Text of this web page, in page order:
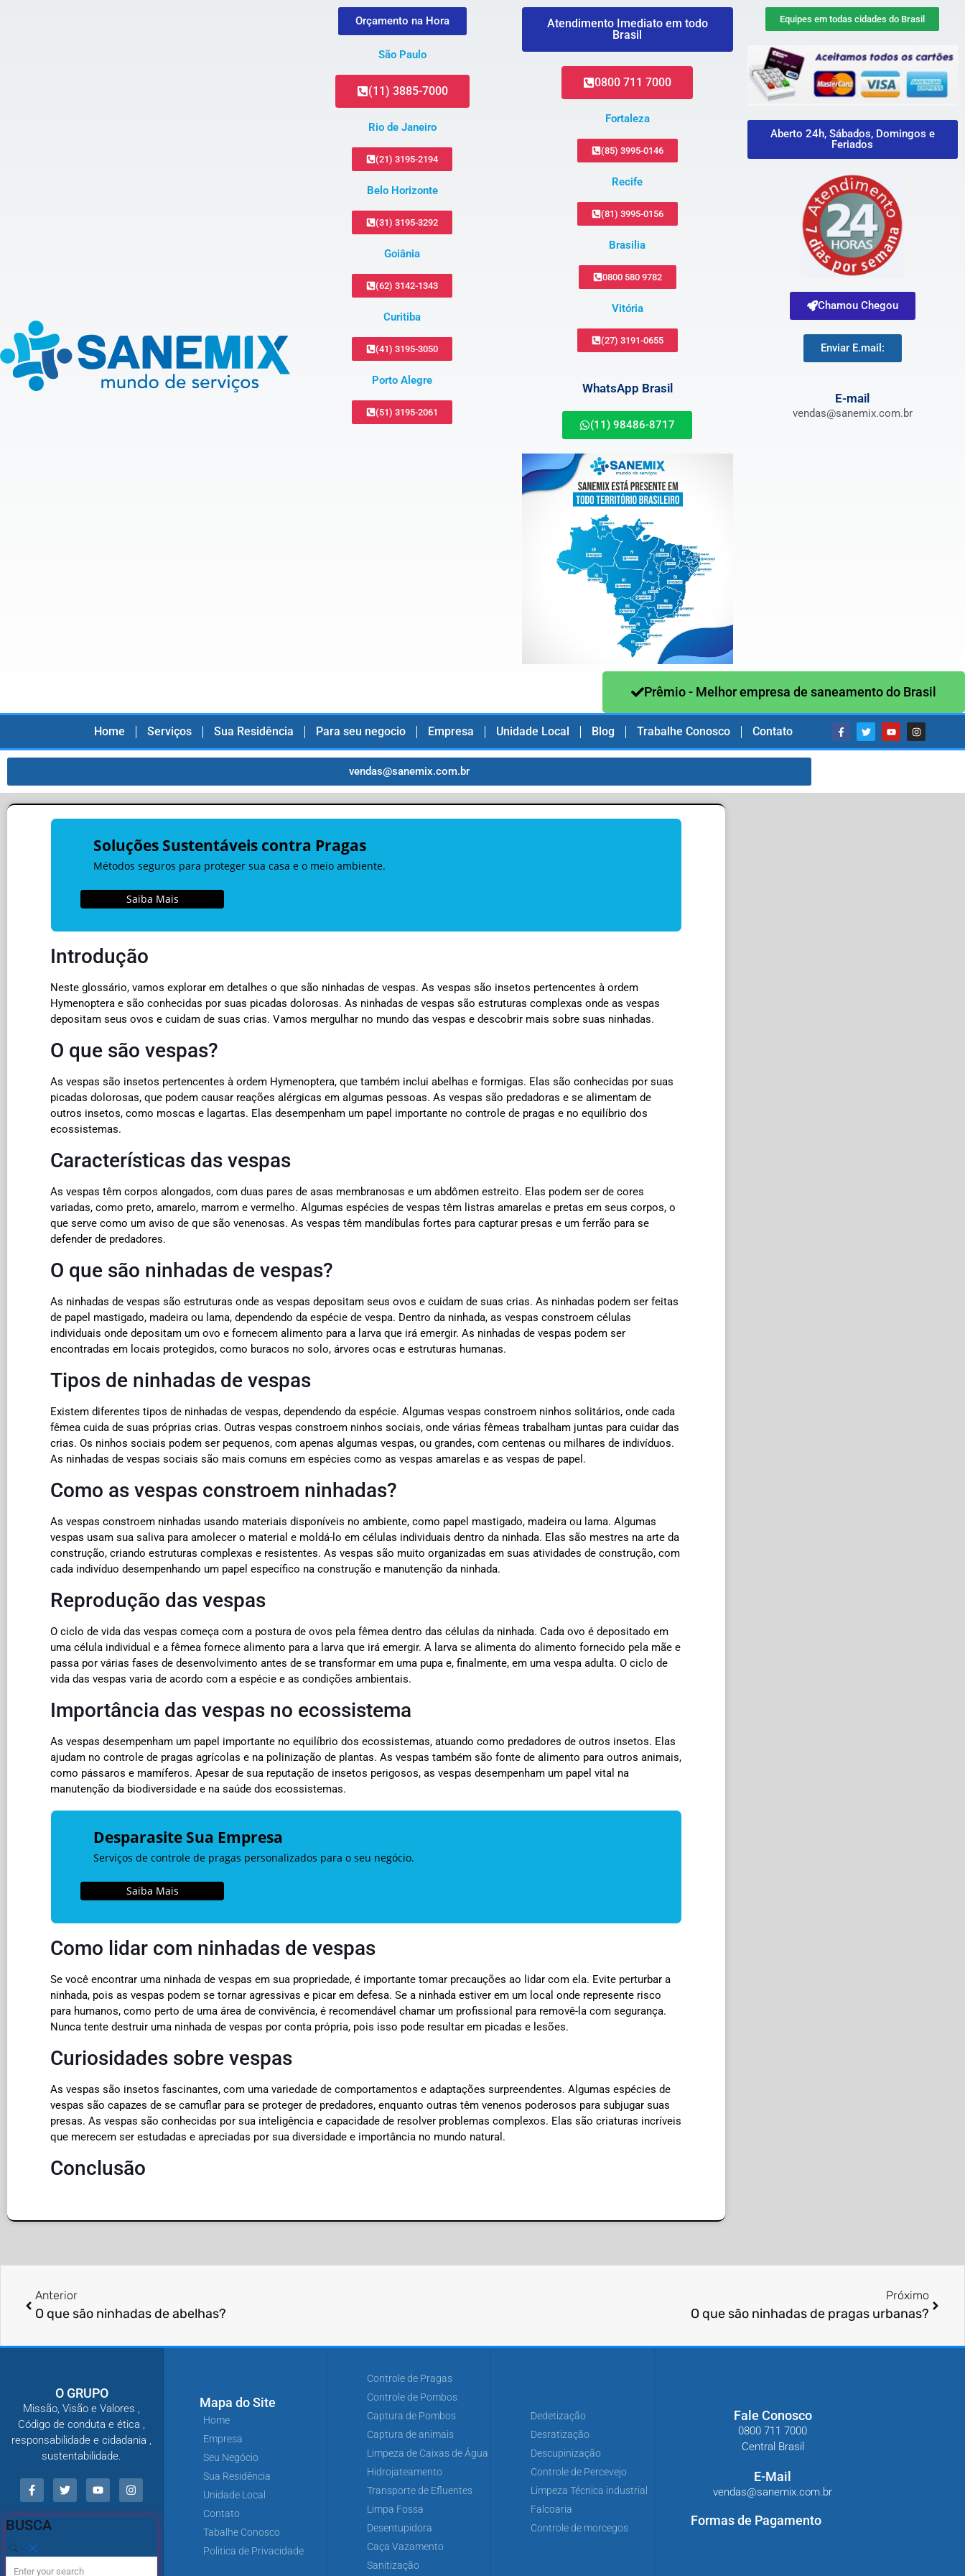
Orçamento na Hora
São Paulo
(11) 3885-7000
Rio de Janeiro
(21) 3195-2194
Belo Horizonte
(31) 3195-3292
Goiânia
(62) 3142-1343
Curitiba
(41) 3195-3050
Porto Alegre
(51) 3195-2061
Atendimento Imediato em todo
Brasil
0800 711 7000
Fortaleza
(85) 3995-0146
Recife
(81) 3995-0156
Brasilia
0800 580 9782
Vitória
(27) 3191-0655
WhatsApp Brasil
(11) 98486-8717
Equipes em todas cidades do Brasil
Aberto 24h, Sábados, Domingos e
Feriados
Chamou Chegou
Enviar E.mail:
E-mail
vendas@sanemix.com.br
Prêmio - Melhor empresa de saneamento do Brasil
Home Serviços Sua Residência Para seu negocio Empresa Unidade Local Blog Trabalhe Conosco Contato
vendas@sanemix.com.br
Soluções Sustentáveis contra Pragas
Métodos seguros para proteger sua casa e o meio ambiente.
Saiba Mais
Introdução
Neste glossário, vamos explorar em detalhes o que são ninhadas de vespas. As vespas são insetos pertencentes à ordem
Hymenoptera e são conhecidas por suas picadas dolorosas. As ninhadas de vespas são estruturas complexas onde as vespas
depositam seus ovos e cuidam de suas crias. Vamos mergulhar no mundo das vespas e descobrir mais sobre suas ninhadas.
O que são vespas?
As vespas são insetos pertencentes à ordem Hymenoptera, que também inclui abelhas e formigas. Elas são conhecidas por suas
picadas dolorosas, que podem causar reações alérgicas em algumas pessoas. As vespas são predadoras e se alimentam de
outros insetos, como moscas e lagartas. Elas desempenham um papel importante no controle de pragas e no equilíbrio dos
ecossistemas.
Características das vespas
As vespas têm corpos alongados, com duas pares de asas membranosas e um abdômen estreito. Elas podem ser de cores
variadas, como preto, amarelo, marrom e vermelho. Algumas espécies de vespas têm listras amarelas e pretas em seus corpos, o
que serve como um aviso de que são venenosas. As vespas têm mandíbulas fortes para capturar presas e um ferrão para se
defender de predadores.
O que são ninhadas de vespas?
As ninhadas de vespas são estruturas onde as vespas depositam seus ovos e cuidam de suas crias. As ninhadas podem ser feitas
de papel mastigado, madeira ou lama, dependendo da espécie de vespa. Dentro da ninhada, as vespas constroem células
individuais onde depositam um ovo e fornecem alimento para a larva que irá emergir. As ninhadas de vespas podem ser
encontradas em locais protegidos, como buracos no solo, árvores ocas e estruturas humanas.
Tipos de ninhadas de vespas
Existem diferentes tipos de ninhadas de vespas, dependendo da espécie. Algumas vespas constroem ninhos solitários, onde cada
fêmea cuida de suas próprias crias. Outras vespas constroem ninhos sociais, onde várias fêmeas trabalham juntas para cuidar das
crias. Os ninhos sociais podem ser pequenos, com apenas algumas vespas, ou grandes, com centenas ou milhares de indivíduos.
As ninhadas de vespas sociais são mais comuns em espécies como as vespas amarelas e as vespas de papel.
Como as vespas constroem ninhadas?
As vespas constroem ninhadas usando materiais disponíveis no ambiente, como papel mastigado, madeira ou lama. Algumas
vespas usam sua saliva para amolecer o material e moldá-lo em células individuais dentro da ninhada. Elas são mestres na arte da
construção, criando estruturas complexas e resistentes. As vespas são muito organizadas em suas atividades de construção, com
cada indivíduo desempenhando um papel específico na construção e manutenção da ninhada.
Reprodução das vespas
O ciclo de vida das vespas começa com a postura de ovos pela fêmea dentro das células da ninhada. Cada ovo é depositado em
uma célula individual e a fêmea fornece alimento para a larva que irá emergir. A larva se alimenta do alimento fornecido pela mãe e
passa por várias fases de desenvolvimento antes de se transformar em uma pupa e, finalmente, em uma vespa adulta. O ciclo de
vida das vespas varia de acordo com a espécie e as condições ambientais.
Importância das vespas no ecossistema
As vespas desempenham um papel importante no equilíbrio dos ecossistemas, atuando como predadores de outros insetos. Elas
ajudam no controle de pragas agrícolas e na polinização de plantas. As vespas também são fonte de alimento para outros animais,
como pássaros e mamíferos. Apesar de sua reputação de insetos perigosos, as vespas desempenham um papel vital na
manutenção da biodiversidade e na saúde dos ecossistemas.
Desparasite Sua Empresa
Serviços de controle de pragas personalizados para o seu negócio.
Saiba Mais
Como lidar com ninhadas de vespas
Se você encontrar uma ninhada de vespas em sua propriedade, é importante tomar precauções ao lidar com ela. Evite perturbar a
ninhada, pois as vespas podem se tornar agressivas e picar em defesa. Se a ninhada estiver em um local onde represente risco
para humanos, como perto de uma área de convivência, é recomendável chamar um profissional para removê-la com segurança.
Nunca tente destruir uma ninhada de vespas por conta própria, pois isso pode resultar em picadas e lesões.
Curiosidades sobre vespas
As vespas são insetos fascinantes, com uma variedade de comportamentos e adaptações surpreendentes. Algumas espécies de
vespas são capazes de se camuflar para se proteger de predadores, enquanto outras têm venenos poderosos para subjugar suas
presas. As vespas são conhecidas por sua inteligência e capacidade de resolver problemas complexos. Elas são criaturas incríveis
que merecem ser estudadas e apreciadas por sua diversidade e importância no mundo natural.
Conclusão
Anterior
O que são ninhadas de abelhas?
Próximo
O que são ninhadas de pragas urbanas?
O GRUPO
Missão, Visão e Valores ,
Código de conduta e ética ,
responsabilidade e cidadania ,
sustentabilidade.
BUSCA
Mapa do Site
Home
Empresa
Seu Negócio
Sua Residência
Unidade Local
Contato
Tabalhe Conosco
Politica de Privacidade
Controle de Pragas
Controle de Pombos
Captura de Pombos
Captura de animais
Limpeza de Caixas de Água
Hidrojateamento
Transporte de Efluentes
Limpa Fossa
Desentupidora
Caça Vazamento
Sanitização
Dedetização
Desratização
Descupinização
Controle de Percevejo
Limpeza Técnica industrial
Falcoaria
Controle de morcegos
Fale Conosco
0800 711 7000
Central Brasil
E-Mail
vendas@sanemix.com.br
Formas de Pagamento